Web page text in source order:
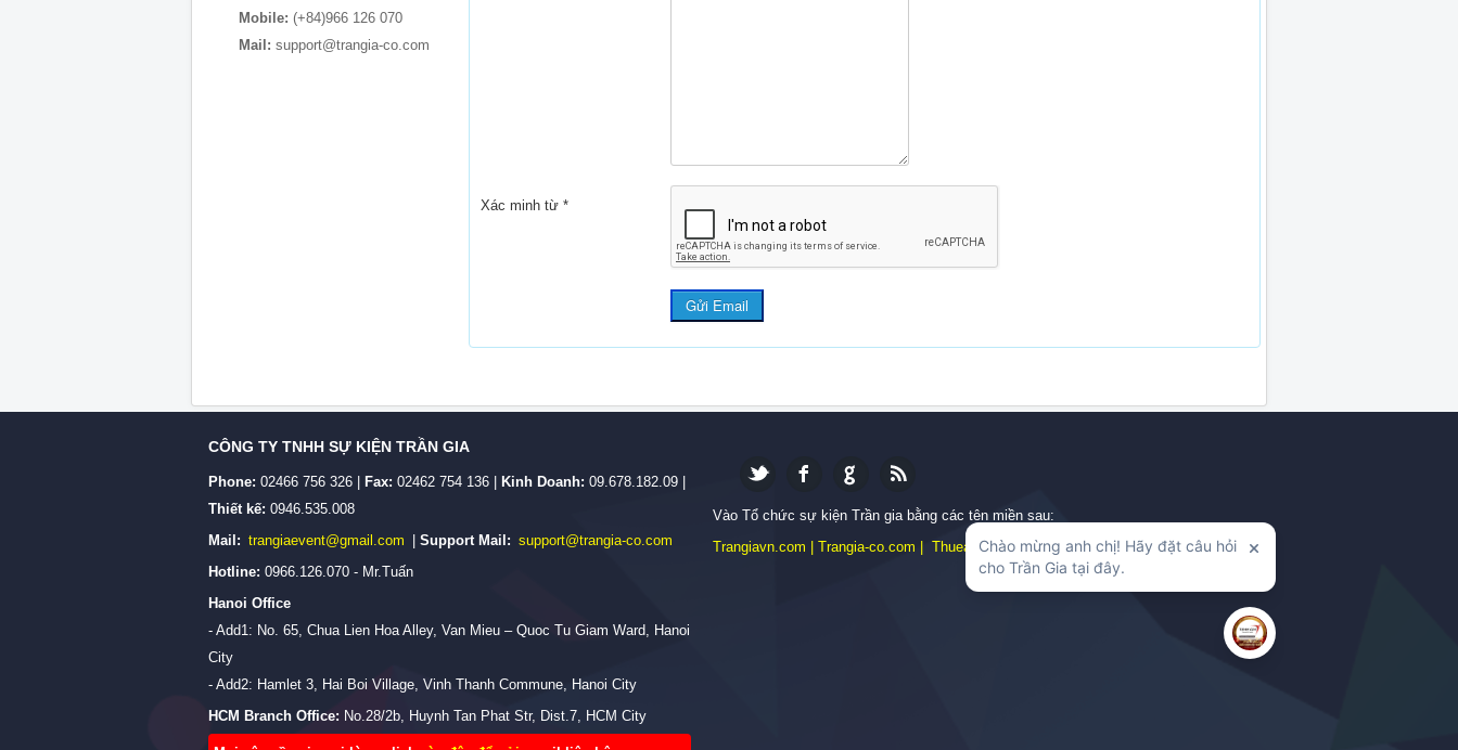
Mobile: (+84)966 126 070
Mail: support@trangia-co.com
Xác minh từ *
Gửi Email
CÔNG TY TNHH SỰ KIỆN TRẦN GIA
Phone: 02466 756 326 | Fax: 02462 754 136 | Kinh Doanh: 09.678.182.09 |
Thiết kế: 0946.535.008
Mail: trangiaevent@gmail.com Support Mail: support@trangia-co.com
Hotline: 0966.126.070 - Mr.Tuấn
Hanoi Office
- Add1: No. 65, Chua Lien Hoa Alley, Van Mieu – Quoc Tu Giam Ward, Hanoi
City
- Add2: Hamlet 3, Hai Boi Village, Vinh Thanh Commune, Hanoi City
HCM Branch Office: No.28/2b, Huynh Tan Phat Str, Dist.7, HCM City
Vào Tổ chức sự kiện Trần gia bằng các tên miền sau:
Trangiavn.com
Trangia-co.com Thueamthanh.com